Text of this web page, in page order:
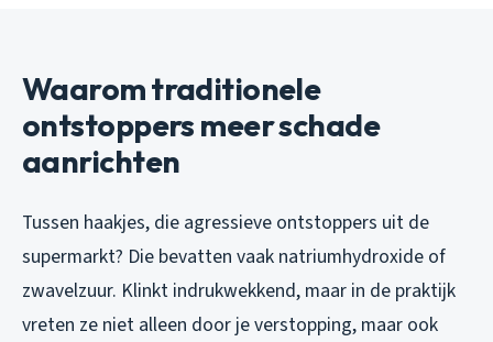
Waarom traditionele
ontstoppers meer schade
aanrichten
Tussen haakjes, die agressieve ontstoppers uit de
supermarkt? Die bevatten vaak natriumhydroxide of
zwavelzuur. Klinkt indrukwekkend, maar in de praktijk
vreten ze niet alleen door je verstopping, maar ook